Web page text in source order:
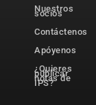
Nuestros
socios
Contáctenos
Apóyenos
¿Quieres
publicar
notas de
IPS?